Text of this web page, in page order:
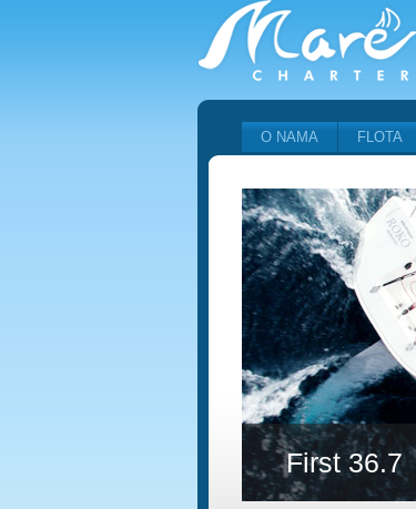
O NAMA FLOTA
First 36.7